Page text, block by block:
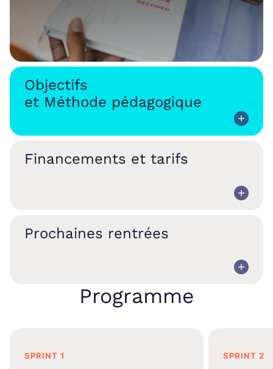
Objectifs
et Méthode pédagogique
Financements et tarifs
Prochaines rentrées
Programme
SPRINT 1 SPRINT 2